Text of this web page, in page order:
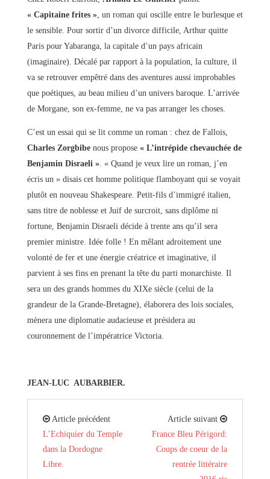
« Capitaine frites », un roman qui oscille entre le burlesque et
le sensible. Pour sortir d’un divorce difficile, Arthur quitte
Paris pour Yabaranga, la capitale d’un pays africain
(imaginaire). Décalé par rapport à la population, la culture, il
va se retrouver empêtré dans des aventures aussi improbables
que poétiques, au beau milieu d’un univers baroque. L’arrivée
de Morgane, son ex-femme, ne va pas arranger les choses.
C’est un essai qui se lit comme un roman : chez de Fallois,
Charles Zorgbibenous propose « L’intrépide chevauchée de
Benjamin Disraeli ». « Quand je veux lire un roman, j’en
écris un » disais cet homme politique flamboyant qui se voyait
plutôt en nouveau Shakespeare. Petit-fils d’immigré italien,
sans titre de noblesse et Juif de surcroit, sans diplôme ni
fortune, Benjamin Disraeli décide à trente ans qu’il sera
premier ministre. Idée folle ! En mêlant adroitement une
volonté de fer et une énergie créatrice et imaginative, il
parvient à ses fins en prenant la tête du parti monarchiste. Il
sera un des grands hommes du XIXe siècle (celui de la
grandeur de la Grande-Bretagne), élaborera des lois sociales,
mènera une diplomatie audacieuse et présidera au
couronnement de l’impératrice Victoria.
JEAN-LUC AUBARBIER.
Article précédent
L’Echiquier du Temple
dans la Dordogne
Libre.
Article suivant
France Bleu Périgord:
Coups de coeur de la
rentrée littéraire